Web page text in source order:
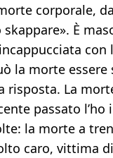
corporale,
È
con
la morte essere
risposta. La
passato l’ho
la morte a
caro, vittima